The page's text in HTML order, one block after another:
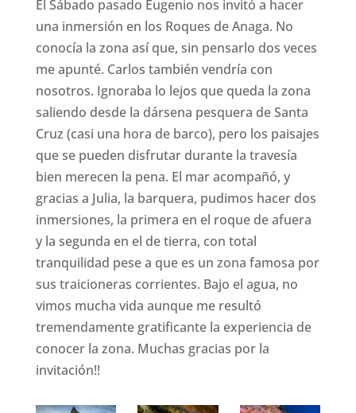
El Sábado pasado Eugenio nos invitó a hacer
una inmersión en los Roques de Anaga. No
conocía la zona así que, sin pensarlo dos veces
me apunté. Carlos también vendría con
nosotros. Ignoraba lo lejos que queda la zona
saliendo desde la dársena pesquera de Santa
Cruz (casi una hora de barco), pero los paisajes
que se pueden disfrutar durante la travesía
bien merecen la pena. El mar acompañó, y
gracias a Julia, la barquera, pudimos hacer dos
inmersiones, la primera en el roque de afuera
y la segunda en el de tierra, con total
tranquilidad pese a que es un zona famosa por
sus traicioneras corrientes. Bajo el agua, no
vimos mucha vida aunque me resultó
tremendamente gratificante la experiencia de
conocer la zona. Muchas gracias por la
invitación!!